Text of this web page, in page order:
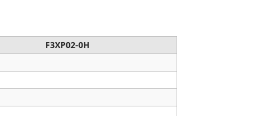
F3XP02-0H